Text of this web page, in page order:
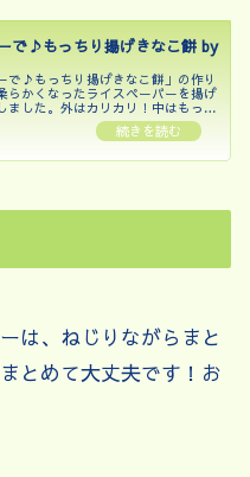
で♪もっちり揚げきなこ餅 by
で♪もっちり揚げきなこ餅」の作り
らかくなったライスペーパーを揚げ
ました。外はカリカリ！中はもっち
に美味い！ 材料: ライスペーパー、
は、ねじりながらまと
とめて大丈夫です！お